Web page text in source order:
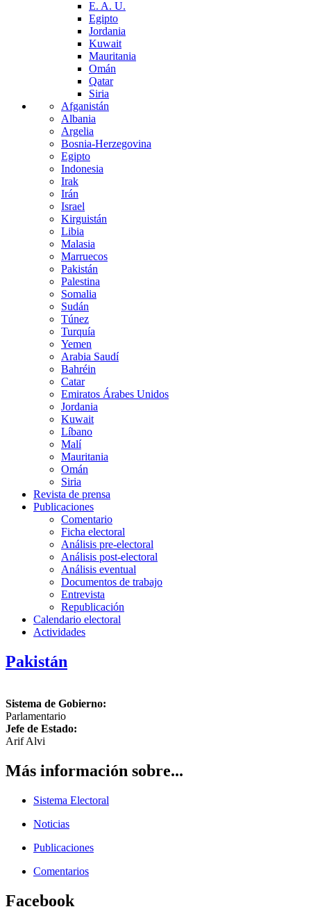
E. A. U.
Egipto
Jordania
Kuwait
Mauritania
Omán
Qatar
Siria
Afganistán
Albania
Argelia
Bosnia-Herzegovina
Egipto
Indonesia
Irak
Irán
Israel
Kirguistán
Libia
Malasia
Marruecos
Pakistán
Palestina
Somalia
Sudán
Túnez
Turquía
Yemen
Arabia Saudí
Bahréin
Catar
Emiratos Árabes Unidos
Jordania
Kuwait
Líbano
Malí
Mauritania
Omán
Siria
Revista de prensa
Publicaciones
Comentario
Ficha electoral
Análisis pre-electoral
Análisis post-electoral
Análisis eventual
Documentos de trabajo
Entrevista
Republicación
Calendario electoral
Actividades
Pakistán
Sistema de Gobierno:
Parlamentario
Jefe de Estado:
Arif Alvi
Más información sobre...
Sistema Electoral
Noticias
Publicaciones
Comentarios
Facebook